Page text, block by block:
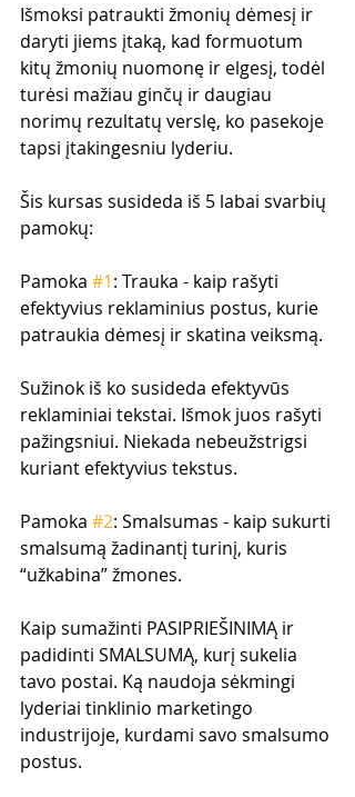
Išmoksi patraukti žmonių dėmesį ir
daryti jiems įtaką, kad formuotum
kitų žmonių nuomonę ir elgesį, todėl
turėsi mažiau ginčų ir daugiau
norimų rezultatų verslę, ko pasekoje
tapsi įtakingesniu lyderiu.
Šis kursas susideda iš 5 labai svarbių
pamokų:
Pamoka #1: Trauka - kaip rašyti
efektyvius reklaminius postus, kurie
patraukia dėmesį ir skatina veiksmą.
Sužinok iš ko susideda efektyvūs
reklaminiai tekstai. Išmok juos rašyti
pažingsniui. Niekada nebeužstrigsi
kuriant efektyvius tekstus.
Pamoka #2: Smalsumas - kaip sukurti
smalsumą žadinantį turinį, kuris
“užkabina” žmones.
Kaip sumažinti PASIPRIEŠINIMĄ ir
padidinti SMALSUMĄ, kurį sukelia
tavo postai. Ką naudoja sėkmingi
lyderiai tinklinio marketingo
industrijoje, kurdami savo smalsumo
postus.